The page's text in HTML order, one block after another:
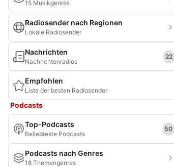
15 Musikgenres
Radiosender nach Regionen
Lokale Radiosender
Nachrichten
Nachrichtenradios
22
Empfohlen
Liste der besten Radiosender
Podcasts
Top-Podcasts
Beliebteste Podcasts
50
Podcasts nach Genres
18 Themengenres